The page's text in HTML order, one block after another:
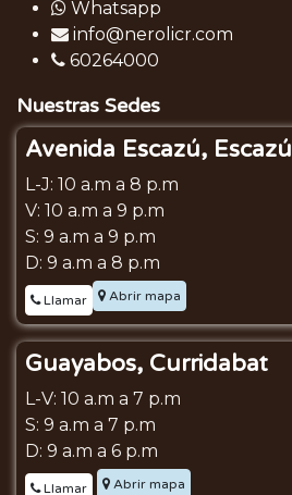
Whatsapp
info@nerolicr.com
60264000
Nuestras Sedes
Avenida Escazú, Escazú
L-J: 10 a.m a 8 p.m
V: 10 a.m a 9 p.m
S: 9 a.m a 9 p.m
D: 9 a.m a 8 p.m
Llamar Abrir mapa
Guayabos, Curridabat
L-V: 10 a.m a 7 p.m
S: 9 a.m a 7 p.m
D: 9 a.m a 6 p.m
Llamar Abrir mapa